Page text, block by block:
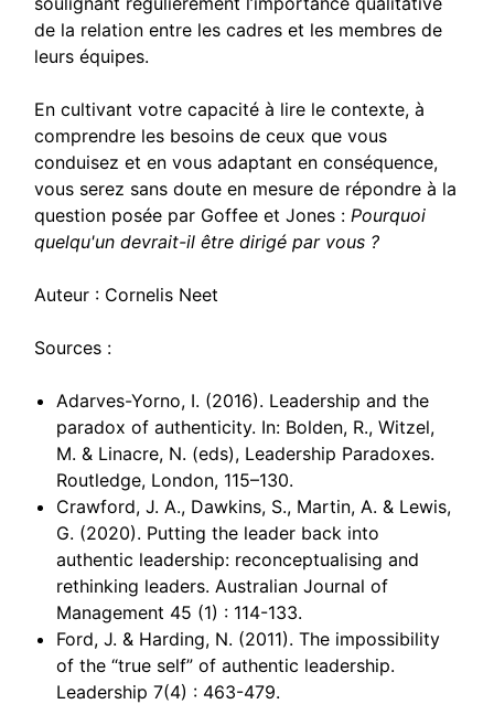
de la relation entre les cadres et les membres de
leurs équipes.
En cultivant votre capacité à lire le contexte, à
comprendre les besoins de ceux que vous
conduisez et en vous adaptant en conséquence,
vous serez sans doute en mesure de répondre à la
question posée par Goffee et Jones : Pourquoi
quelqu'un devrait-il être dirigé par vous ?
Auteur : Cornelis Neet
Sources :
Adarves-Yorno, I. (2016). Leadership and the
paradox of authenticity. In: Bolden, R., Witzel,
M. & Linacre, N. (eds), Leadership Paradoxes.
Routledge, London, 115–130.
Crawford, J. A., Dawkins, S., Martin, A. & Lewis,
G. (2020). Putting the leader back into
authentic leadership: reconceptualising and
rethinking leaders. Australian Journal of
Management 45 (1) : 114-133.
Ford, J. & Harding, N. (2011). The impossibility
of the “true self” of authentic leadership.
Leadership 7(4) : 463-479.